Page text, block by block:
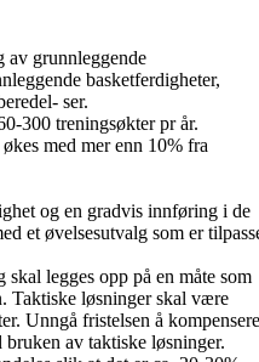
grunnleggende
basketferdigheter,
ser.
300 treningsøkter pr år.
med mer enn 10% fra
og en gradvis innføring i de
et øvelsesutvalg som er
legges opp på en måte som
Taktiske løsninger skal være
Unngå fristelsen å kompensere
av taktiske løsninger.